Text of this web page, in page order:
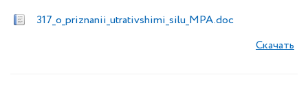
317_o_priznanii_utrativshimi_silu_MPA.doc
Скачать